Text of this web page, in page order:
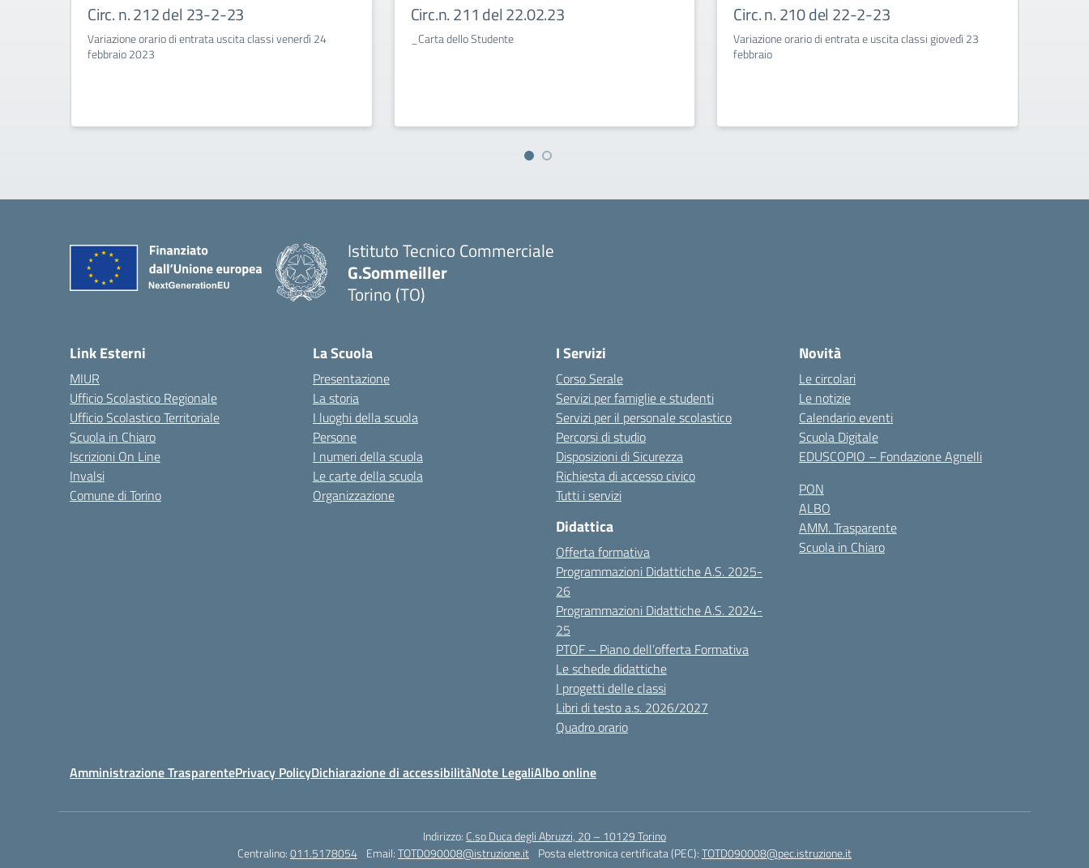
Circ. n. 212 del 23-2-23
Variazione orario di entrata uscita classi venerdì 24
febbraio 2023
Circ.n. 211 del 22.02.23
_Carta dello Studente
Circ. n. 210 del 22-2-23
Variazione orario di entrata e uscita classi giovedì 23
febbraio
Istituto Tecnico Commerciale
G.Sommeiller
Torino (TO)
Link Esterni
MIUR
Ufficio Scolastico Regionale
Ufficio Scolastico Territoriale
Scuola in Chiaro
Iscrizioni On Line
Invalsi
Comune di Torino
La Scuola
Presentazione
La storia
I luoghi della scuola
Persone
I numeri della scuola
Le carte della scuola
Organizzazione
I Servizi
Corso Serale
Servizi per famiglie e studenti
Servizi per il personale scolastico
Percorsi di studio
Disposizioni di Sicurezza
Richiesta di accesso civico
Tutti i servizi
Didattica
Offerta formativa
Programmazioni Didattiche A.S. 2025-
26
Programmazioni Didattiche A.S. 2024-
25
PTOF – Piano dell’offerta Formativa
Le schede didattiche
I progetti delle classi
Libri di testo a.s. 2026/2027
Quadro orario
Novità
Le circolari
Le notizie
Calendario eventi
Scuola Digitale
EDUSCOPIO – Fondazione Agnelli
PON
ALBO
AMM. Trasparente
Scuola in Chiaro
Amministrazione TrasparentePrivacy PolicyDichiarazione di accessibilitàNote LegaliAlbo online
Indirizzo: C.so Duca degli Abruzzi, 20 – 10129 Torino
Centralino:011.5178054 Email:TOTD090008@istruzione.it Posta elettronica certificata (PEC):TOTD090008@pec.istruzione.it